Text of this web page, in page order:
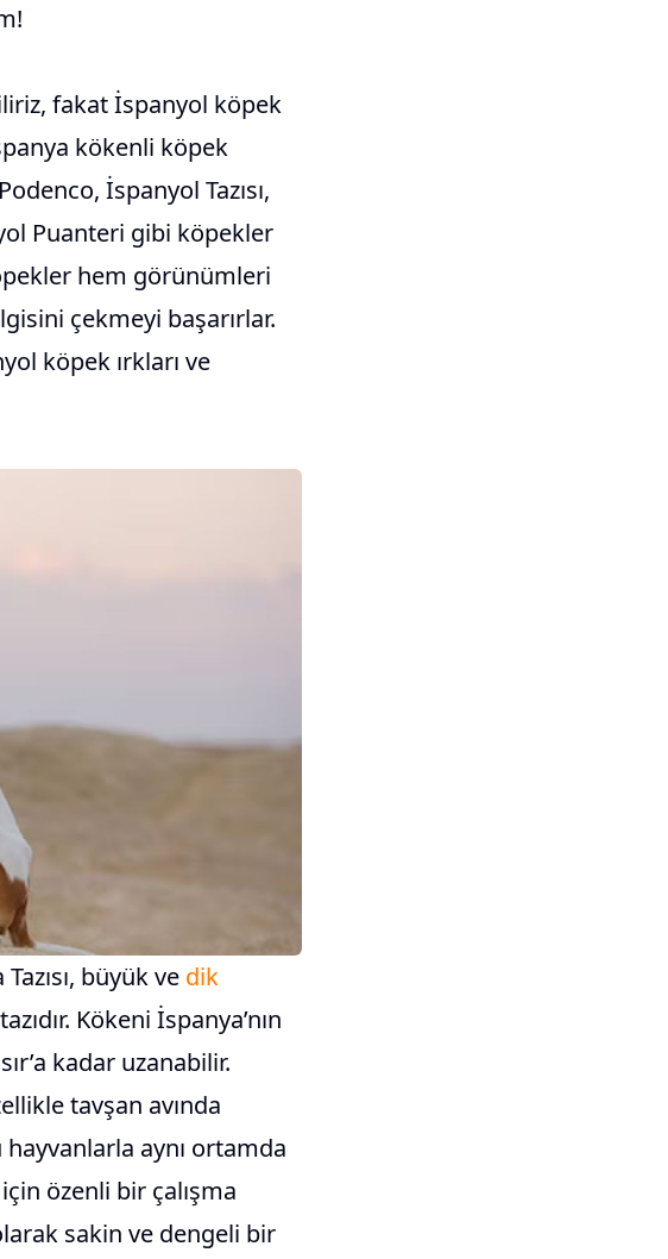
fakat İspanyol köpek
kökenli köpek
İspanyol Tazısı,
Puanteri gibi köpekler
hem görünümleri
çekmeyi başarırlar.
köpek ırkları ve
büyük ve dik
Kökeni İspanya’nın
kadar uzanabilir.
tavşan avında
aynı ortamda
özenli bir çalışma
sakin ve dengeli bir